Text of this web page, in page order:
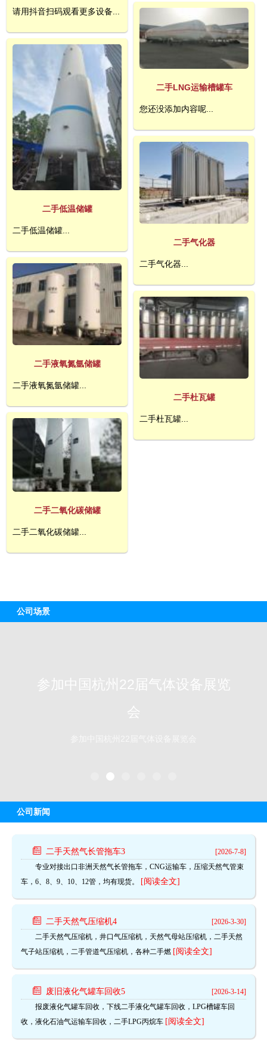
请用抖音扫码观看更多设备...
二手低温储罐
二手低温储罐...
二手LNG运输槽罐车
您还没添加内容呢...
二手液氧氮氩储罐
二手液氧氮氩储罐...
二手气化器
二手气化器...
二手二氧化碳储罐
二手二氧化碳储罐...
二手杜瓦罐
二手杜瓦罐...
公司场景
参加中国杭州22届气体设备展览
会
公司新闻
[2026-7-8]
二手天然气长管拖车3
专业对接出口非洲天然气长管拖车，CNG运输车，压缩天然气管束
车，6、8、9、10、12管，均有现货。
[阅读全文]
[2026-3-30]
二手天然气压缩机4
二手天然气压缩机，井口气压缩机，天然气母站压缩机，二手天然
气子站压缩机，二手管道气压缩机，各种二手燃 [阅读全文]
[2026-3-14]
废旧液化气罐车回收5
报废液化气罐车回收，下线二手液化气罐车回收，LPG槽罐车回
收，液化石油气运输车回收，二手LPG丙烷车 [阅读全文]